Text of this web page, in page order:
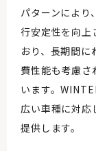
パターンにより
行安定性を向上
おり、長期間に
費性能も考慮さ
います。
広い車種に対応
提供します。